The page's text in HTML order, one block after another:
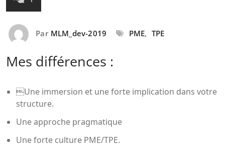
Par MLM_dev-2019 PME, TPE
Mes différences :
Une immersion et une forte implication dans votre
structure.
Une approche pragmatique
Une forte culture PME/TPE.